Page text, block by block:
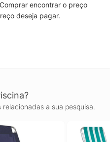
encontrar o preço
deseja pagar.
a sua pesquisa.